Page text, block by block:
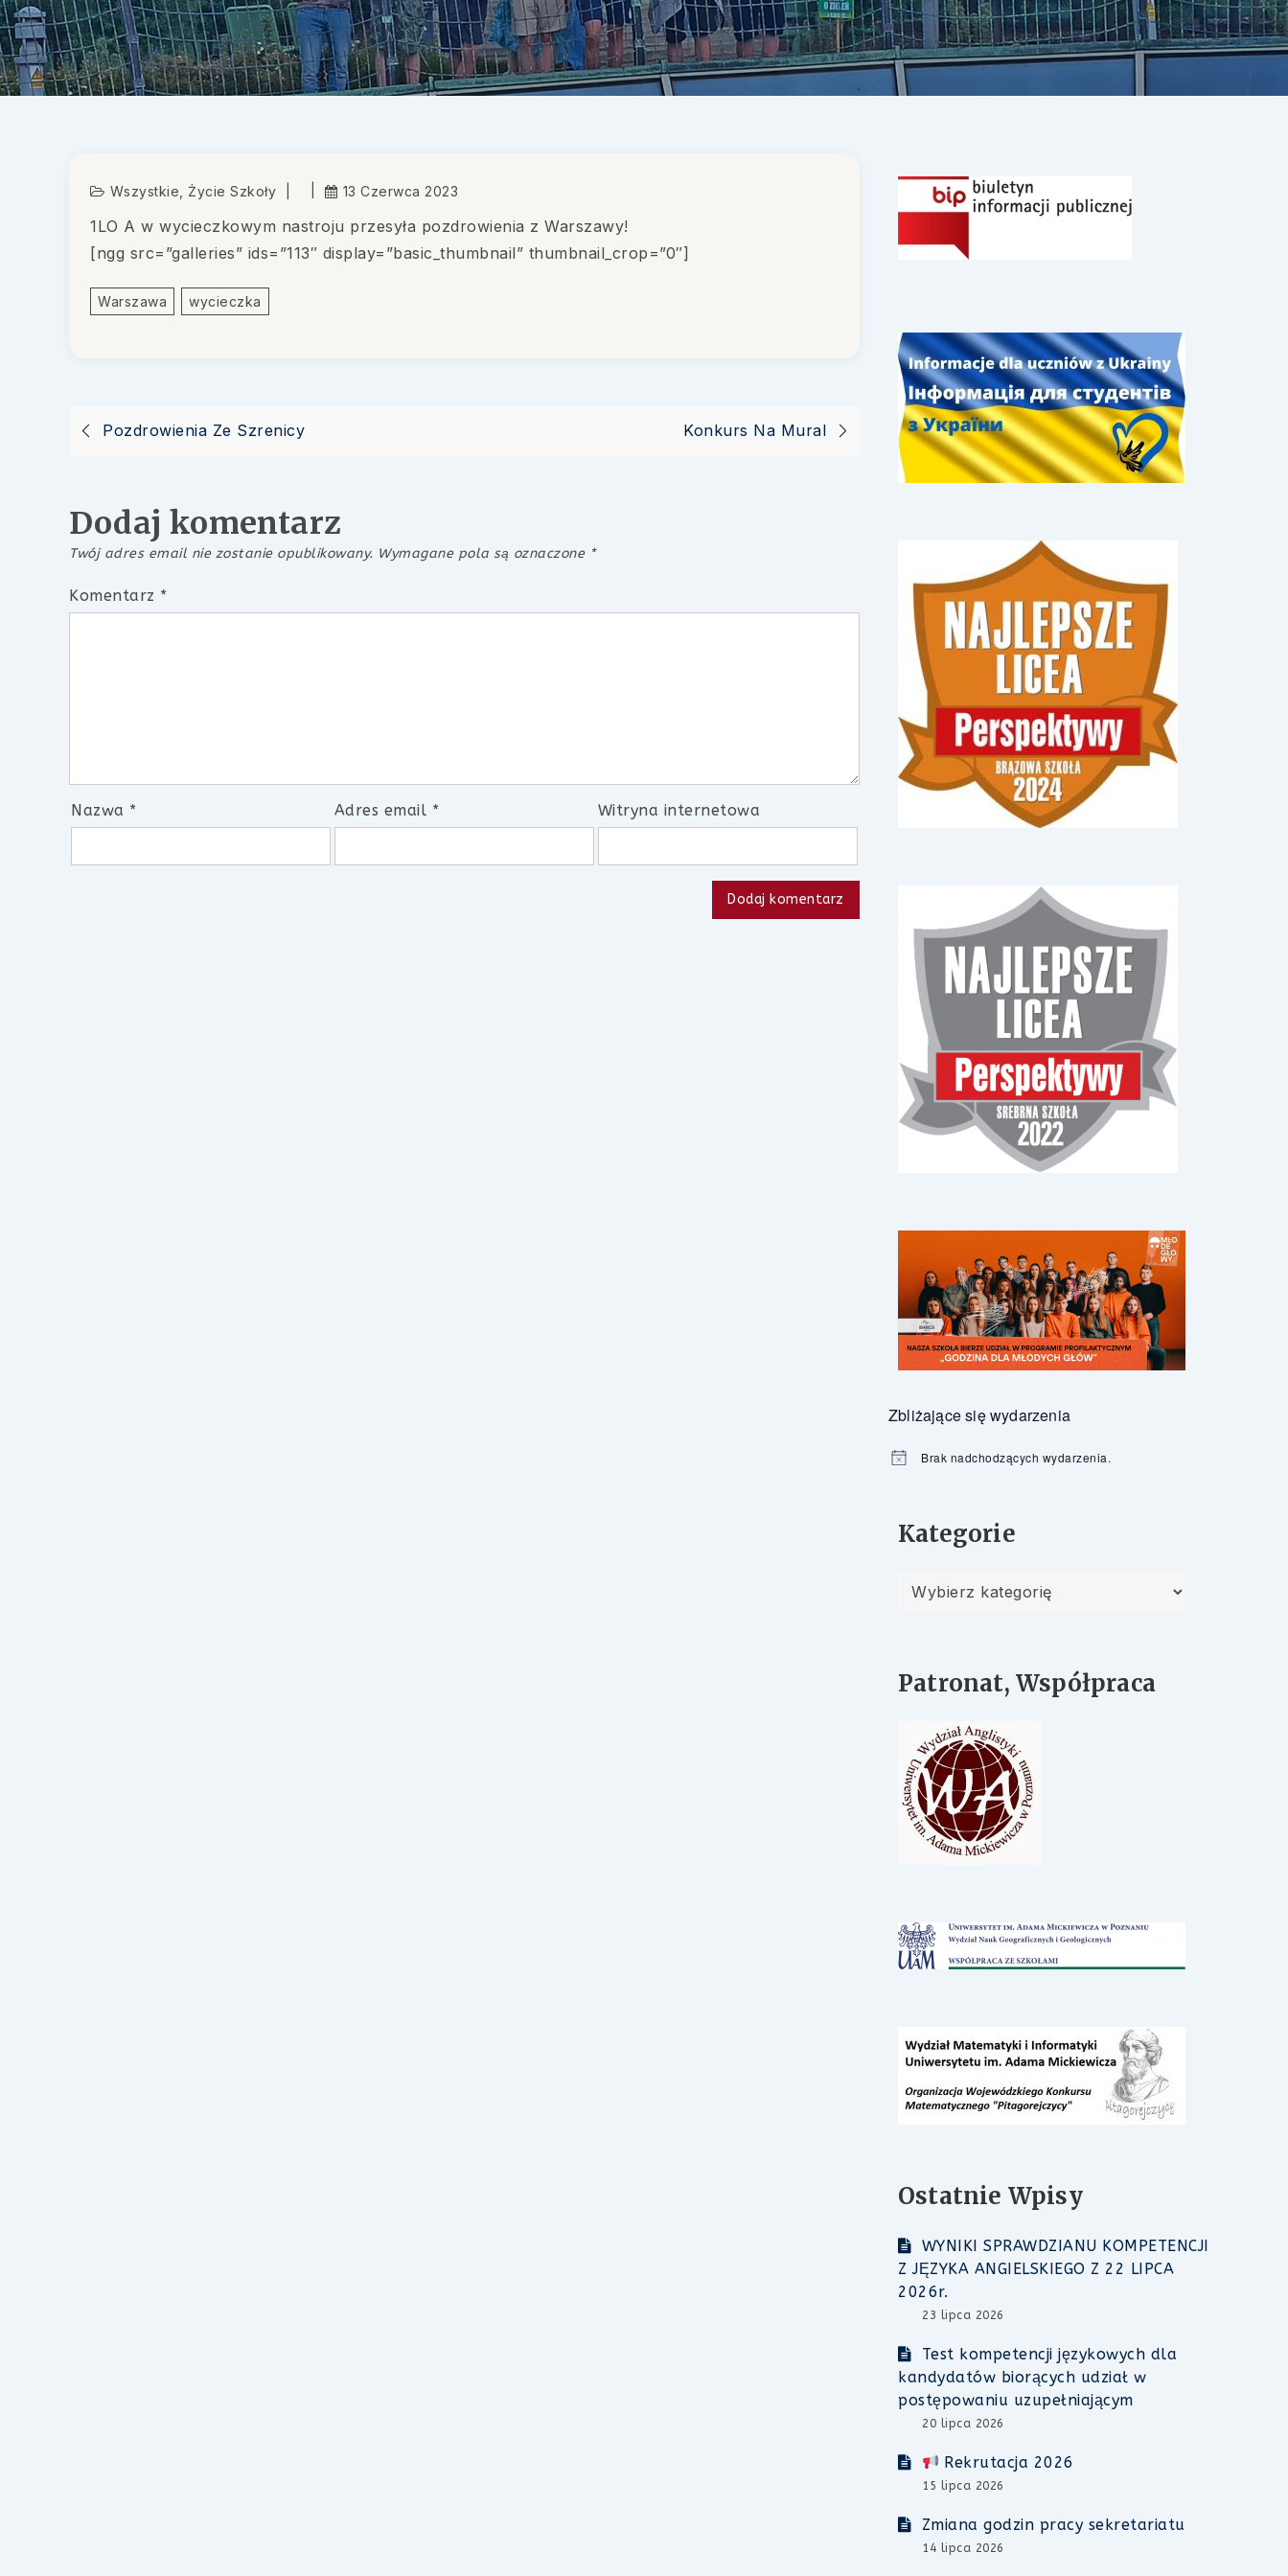
Wszystkie Życie Szkoły 13 Czerwca 2023
1LO A w wycieczkowym nastroju przesyła pozdrowienia z Warszawy!
[ngg src=”galleries” ids=”113″ display=”basic_thumbnail” thumbnail_crop=”0″]
Warszawa Wycieczka
Nawigacja
Pozdrowienia Ze Szrenicy Konkurs Na Mural
Dodaj komentarz
Twój adres email nie zostanie opublikowany. Wymagane pola są oznaczone *
Komentarz *
Nazwa * Adres email * Witryna internetowa
Zbliżające się wydarzenia
Powiadomienie
Brak nadchodzących wydarzenia.
Kategorie
Kategorie
Patronat, Współpraca
Ostatnie Wpisy
WYNIKI SPRAWDZIANU KOMPETENCJI
Z JĘZYKA ANGIELSKIEGO Z 22 LIPCA
2026r.
23 lipca 2026
Test kompetencji językowych dla
kandydatów biorących udział w
postępowaniu uzupełniającym
20 lipca 2026
Rekrutacja 2026
15 lipca 2026
Zmiana godzin pracy sekretariatu
14 lipca 2026